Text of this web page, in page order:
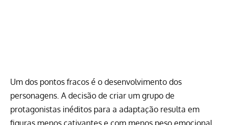
Um dos pontos fracos é o desenvolvimento dos
personagens. A decisão de criar um grupo de
protagonistas inéditos para a adaptação resulta em
figuras menos cativantes e com menos peso emocional